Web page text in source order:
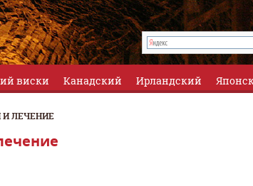
виски Канадский Ирландский
ЛЕЧЕНИЕ